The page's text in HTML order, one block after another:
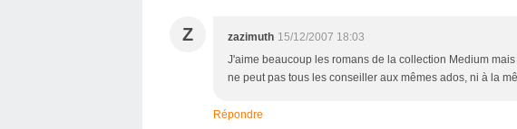
Z zazimuth 15/12/2007 18:03
J'aime beaucoup les romans de la collection Medium
ne peut pas tous les conseiller aux mêmes ados, ni à la
Répondre